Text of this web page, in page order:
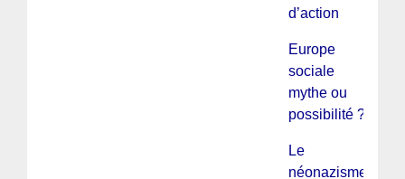
d’action
Europe
sociale
mythe ou
possibilité ?
Le
néonazisme